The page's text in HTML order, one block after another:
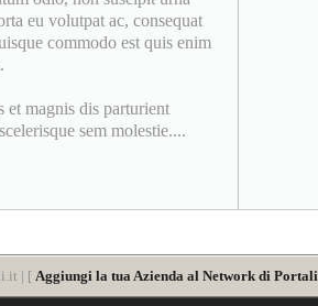
eu volutpat ac, consequat
commodo est quis enim
et magnis dis parturient
sem molestie....
| [ Aggiungi la tua Azienda al Network di Portali